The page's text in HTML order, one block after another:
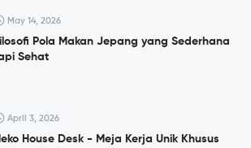
May 14, 2026
Pola Makan Jepang yang Sederhana
Sehat
April 3, 2026
House Desk - Meja Kerja Unik Khusus